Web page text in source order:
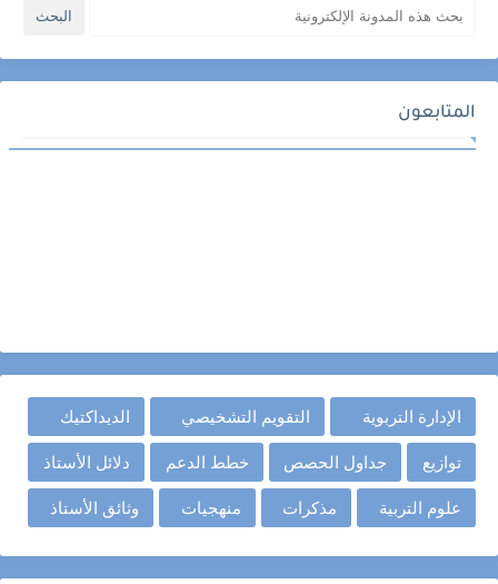
المتابعون
الإدارة التربوية التقويم التشخيصي الديداكتيك
توازيع جداول الحصص خطط الدعم دلائل الأستاذ
علوم التربية مذكرات منهجيات وثائق الأستاذ